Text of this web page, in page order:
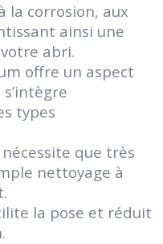
la corrosion, aux
ainsi une
abri.
offre un aspect
types
nécessite que très
nettoyage à
la pose et réduit